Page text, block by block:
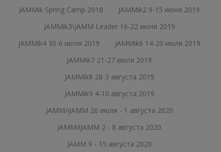
JAMMik Spring Camp 2018
JAMMik2 9-15 июня 2019
JAMMik3\JAMM Leader 16-22 июня 2019
JAMMik4 30-6 июля 2019
JAMMik6 14-20 июля 2019
JAMMik7 21-27 июля 2019
JAMMik8 28-3 августа 2019
JAMMik9 4-10 августа 2019
JAMM/iJAMM 26 июля - 1 августа 2020
JAMM/iJAMM 2 - 8 августа 2020
JAMM 9 - 15 августа 2020